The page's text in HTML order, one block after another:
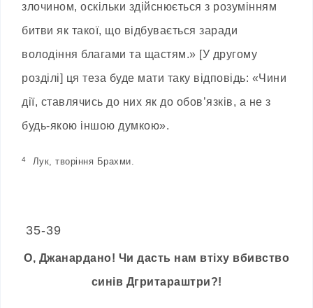
злочином, оскільки здійснюється з розумінням
битви як такої, що відбувається заради
володіння благами та щастям.» [У другому
розділі] ця теза буде мати таку відповідь: «Чини
дії, ставлячись до них як до обов’язків, а не з
будь-якою іншою думкою».
4 Лук, творіння Брахми.
35-39
О, Джанардано! Чи дасть нам втіху вбивство
синів Дгритараштри?!